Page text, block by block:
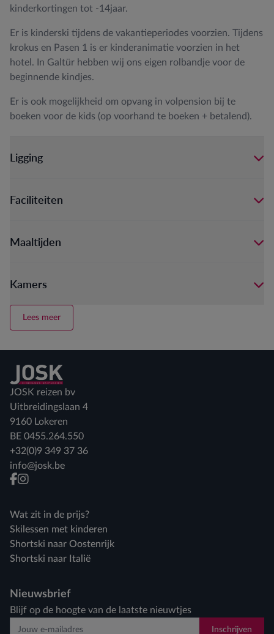
kinderkortingen tot -14jaar.
Er is kinderski tijdens de vakantieperiodes voorzien. Tijdens
krokus en Pasen 1 is er kinderanimatie voorzien in het
hotel. In Galtür hebben wij ons eigen rolbandje voor de
beginnende kindjes.
Er is ook mogelijkheid om opvang in volpension bij te
boeken voor de kids (op voorhand te boeken + betalend).
Ligging
Faciliteiten
Maaltijden
Kamers
Lees meer
Terug naar home
JOSK reizen bv
Uitbreidingslaan 4
9160 Lokeren
BE 0455.264.550
+32(0)9 349 37 36
info@josk.be
facebook
instagram
Wat zit in de prijs?
Skilessen met kinderen
Shortski naar Oostenrijk
Shortski naar Italië
Nieuwsbrief
Blijf op de hoogte van de laatste nieuwtjes
Inschrijven